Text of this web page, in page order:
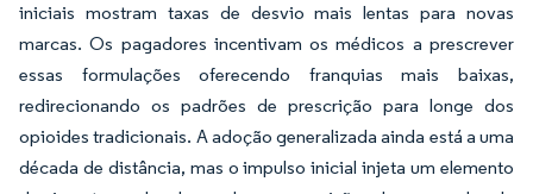
iniciais mostram taxas de desvio mais lentas para novas
marcas. Os pagadores incentivam os médicos a prescrever
essas formulações oferecendo franquias mais baixas,
redirecionando os padrões de prescrição para longe dos
opioides tradicionais. A adoção generalizada ainda está a uma
década de distância, mas o impulso inicial injeta um elemento